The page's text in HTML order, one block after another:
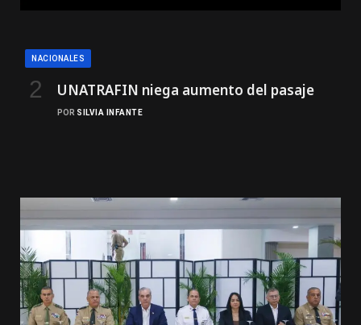
NACIONALES
UNATRAFIN niega aumento del pasaje
POR SILVIA INFANTE